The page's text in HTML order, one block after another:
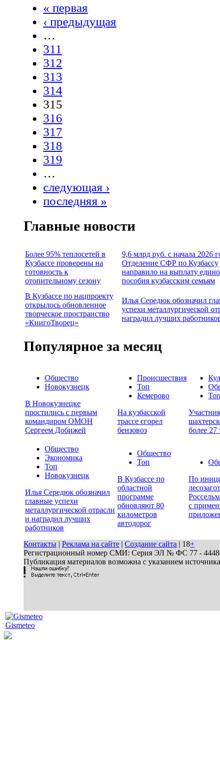
« первая
‹ предыдущая
…
311
312
313
314
315
316
317
318
319
…
следующая ›
последняя »
Главные новости
Более 95% теплосетей в
Кузбассе проверены на
готовность к
отопительному сезону
9,6 млрд руб. с начала 2026
Отделение СФР по Кузбассу
направило на выплату
пособия кузбасским семьям
В Кузбассе по нацпроекту
открылось обновленное
творческое пространство
«КнигоТворец»
Илья Середюк обозначил
успехи металлургической
наградил лучших
Популярное за месяц
Общество
Новокузнецк
В Новокузнецке
простились с первым
командиром ОМОН
Сергеем Добижей
Происшествия
Топ
Кемерово
На кузбасской
трассе сгорел
бензовоз
более 27
Общество
Экономика
Топ
Новокузнецк
Илья Середюк обозначил
главные успехи
металлургической отрасли
и наградил лучших
работников
Общество
Топ
В Кузбассе по
областной
программе
обновляют 80
километров
автодорог
По
с
Контакты | Реклама на сайте | Создание сайта | 18+
Регистрационный номер СМИ: Серия ЭЛ № ФС 77 - 44486
Публикация материалов возможна с указанием
Gismeteo